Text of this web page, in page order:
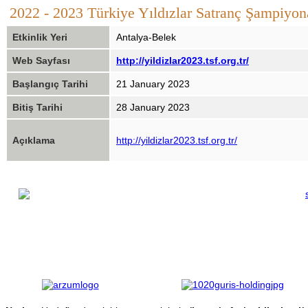
2022 - 2023 Türkiye Yıldızlar Satranç
Etkinlik Yeri Antalya-Belek
Web Sayfası http://yildizlar2023.tsf.org.tr/
Başlangıç Tarihi 21 January 2023
Bitiş Tarihi 28 January 2023
Açıklama http://yildizlar2023.tsf.org.tr/